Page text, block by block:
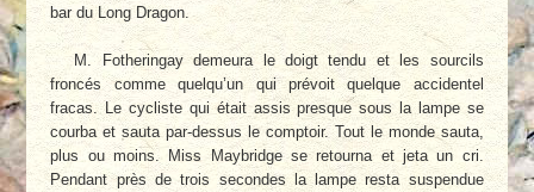
bar du Long Dra­gon.
M. Fotheringay demeura le doigt tendu et les sourcils
froncés comme quelqu’un qui pré­voit quelque accidentel
fracas. Le cycliste qui était assis presque sous la lampe se
courba et sauta par-dessus le comptoir. Tout le monde sauta,
plus ou moins. Miss Maybridge se re­tourna et jeta un cri.
Pendant près de trois secondes la lampe resta suspendue